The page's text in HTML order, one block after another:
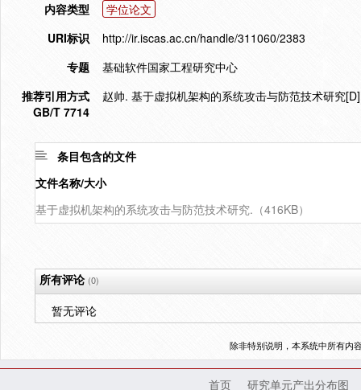
内容类型
学位论文
URI标识
http://ir.iscas.ac.cn/handle/311060/2383
专题
基础软件国家工程研究中心
推荐引用方式
GB/T 7714
赵帅. 基于虚拟机架构的系统攻击与防范技术研究
条目包含的文件
文件名称/大小
基于虚拟机架构的系统攻击与防范技术研究.（416KB）
所有评论(0)
暂无评论
除非特别说明，本系统中所有内
首页 研究单元产出分布图